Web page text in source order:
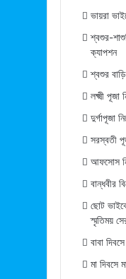
ভায়রা
শ্বশুর-
ক্যাপশন
শ্বশুর
লক্ষ্মী পূজা
দুর্গাপূজা
সরস্বতী
আফসোস
বান্ধবীর
ছোট
স্মৃতিময়
বাবা
মা দিবসে